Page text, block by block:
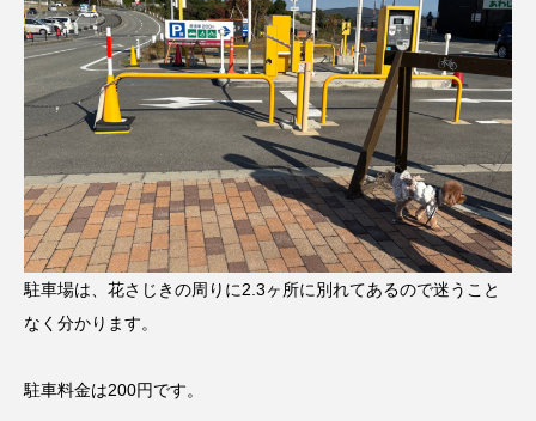
駐車場は、花さじきの周りに2.3ヶ所に別れてあるので迷うこと
なく分かります。
駐車料金は200円です。